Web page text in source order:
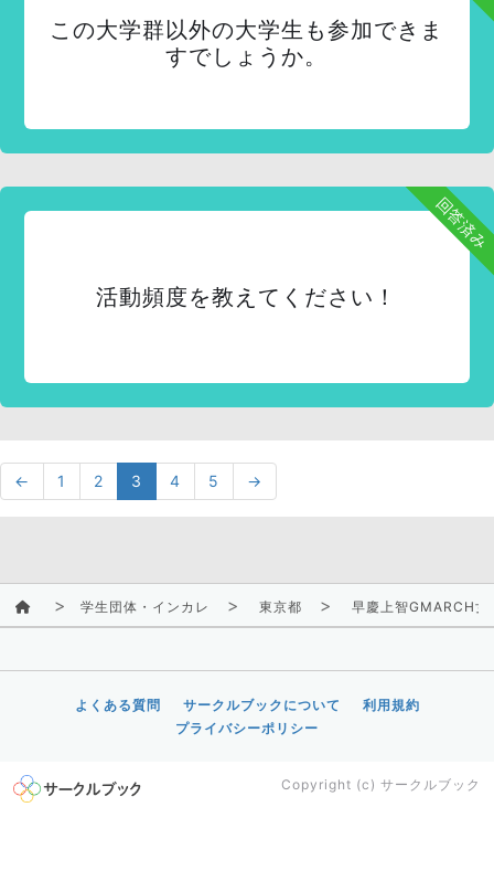
この大学群以外の大学生も参加できま
すでしょうか。
回答済み
活動頻度を教えてください！
← 1 2 3 4 5 →
学生団体・インカレ 東京都 早慶上智GMARCH
よくある質問 サークルブックについて
利用規約
プライバシーポリシー
Copyright (c) サークルブック